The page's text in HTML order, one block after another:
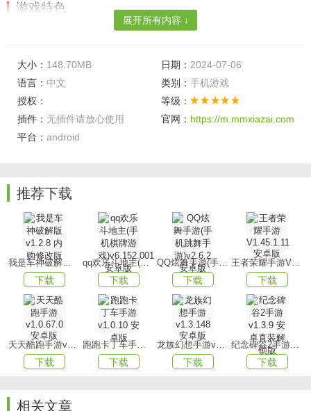
游戏特色
玩家需要自行收集并运用各类武器装备，展示出强大的实力
【精准规划】
玩家需要谨慎规划各种连招的释放时机，通过连招攻击可以
轻易地造成大量伤害。
玩家需要通过精细的操作来应对层出不穷的危机，从而直接
游戏亮点
【竞技较量】
竞技比赛都是对玩家自身技术及角色强度的特殊考验，必须
精确掌握并实现养成提升。
【随心所欲】
每次释放大招时，都将呈现出极其精彩炫目的特效画面供您
尽情欣赏，毫无疑问。
展开所有内容 ↓
大小： 148.70MB 日期： 2024-07-06
语言： 中文 类别： 手机游戏
授权：
等级：
插件： 无插件请放心使用 官网： https://m.mmxiazai.com
平台： android
推荐下载
我是车神破解版v1.2.8 内购修改版
下载
qq欢乐斗地主(手机棋牌游戏)v6.152.001安卓版
下载
QQ炫舞手游(手机跳舞手游)v2.6.2 安卓版
下载
王者荣耀手游V1.45.1.11 安卓版
下载
天天酷跑手游v1.0.67.0安卓版
下载
跑跑卡丁车手游v1.0.10 安卓版
下载
龙族幻想手游v1.3.148 安卓版
下载
纪念碑谷2手游v1.3.9 安卓直装解锁版
下载
相关文章